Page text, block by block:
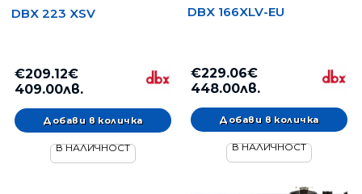
DBX 223 XSV
€209.12€
409.00лв.
В НАЛИЧНОСТ
DBX 166XLV-EU
€229.06€
448.00лв.
В НАЛИЧНОСТ